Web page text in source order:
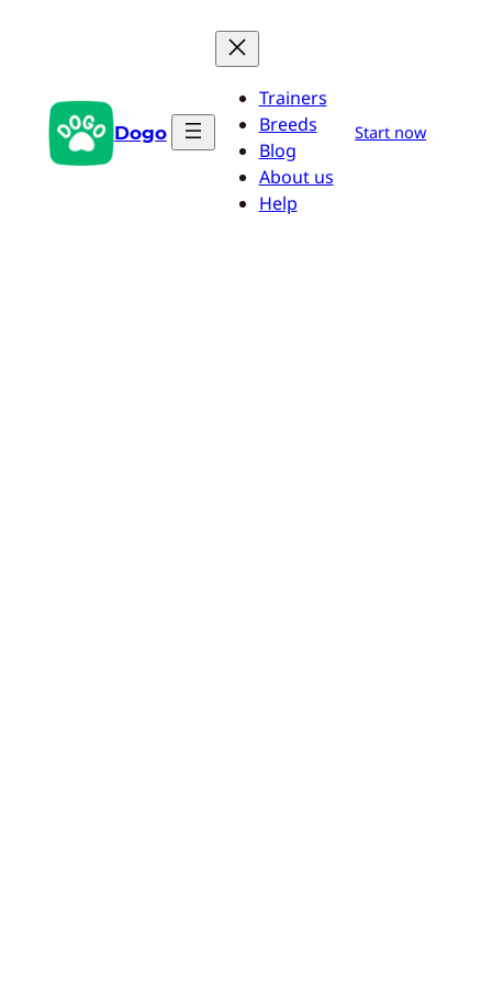
Dogo
Trainers
Breeds
Blog
About us
Help
Start now